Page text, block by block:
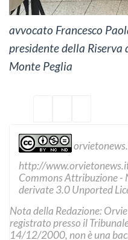
avvocato Francesco
presidente della Riserva
Monte Peglia
http://
Commons Attribuzione -
derivate 3.0 Unported
Nota della Redazione:
registrato presso il
14/12/2000, non è una